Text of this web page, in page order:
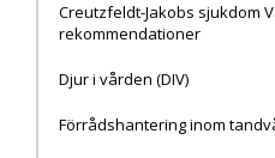
Creutzfeldt-Jakobs sjukdom
rekommendationer
Djur i vården (DIV)
Förrådshantering inom